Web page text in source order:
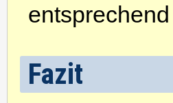
Fazit